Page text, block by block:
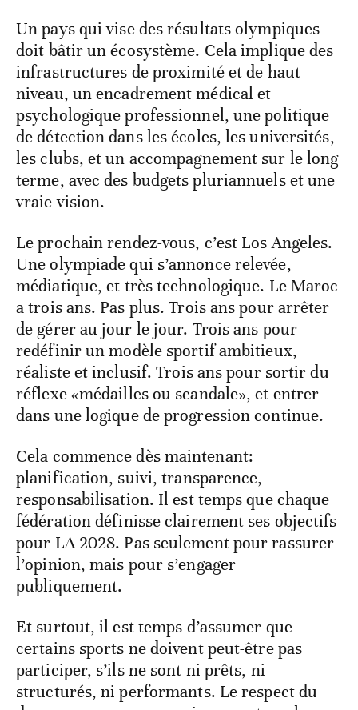
Un pays qui vise des résultats olympiques
doit bâtir un écosystème. Cela implique des
infrastructures de proximité et de haut
niveau, un encadrement médical et
psychologique professionnel, une politique
de détection dans les écoles, les universités,
les clubs, et un accompagnement sur le long
terme, avec des budgets pluriannuels et une
vraie vision.
Le prochain rendez-vous, c’est Los Angeles.
Une olympiade qui s’annonce relevée,
médiatique, et très technologique. Le Maroc
a trois ans. Pas plus. Trois ans pour arrêter
de gérer au jour le jour. Trois ans pour
redéfinir un modèle sportif ambitieux,
réaliste et inclusif. Trois ans pour sortir du
réflexe «médailles ou scandale», et entrer
dans une logique de progression continue.
Cela commence dès maintenant:
planification, suivi, transparence,
responsabilisation. Il est temps que chaque
fédération définisse clairement ses objectifs
pour LA 2028. Pas seulement pour rassurer
l’opinion, mais pour s’engager
publiquement.
Et surtout, il est temps d’assumer que
certains sports ne doivent peut-être pas
participer, s’ils ne sont ni prêts, ni
structurés, ni performants. Le respect du